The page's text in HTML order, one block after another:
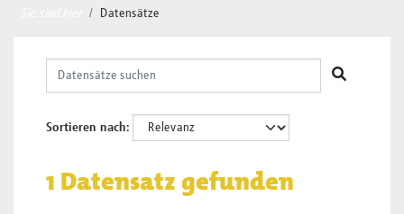
Datensätze
Sortieren nach
1 Datensatz gefunden